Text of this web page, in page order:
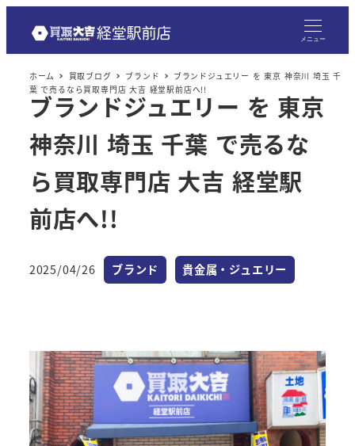
メニュー
ホーム 買取ブログ ブランド
ブランドジュエリー を 東京 神奈川 埼玉 千
葉 で売るなら買取専門店 大吉 経堂駅前店へ!!
ブランドジュエリー を 東京
神奈川 埼玉 千葉 で売るな
ら買取専門店 大吉 経堂駅
前店へ!!
投稿日
2025/04/26 カテゴリー
ブランド カテゴリー
貴金属・ジュエリー